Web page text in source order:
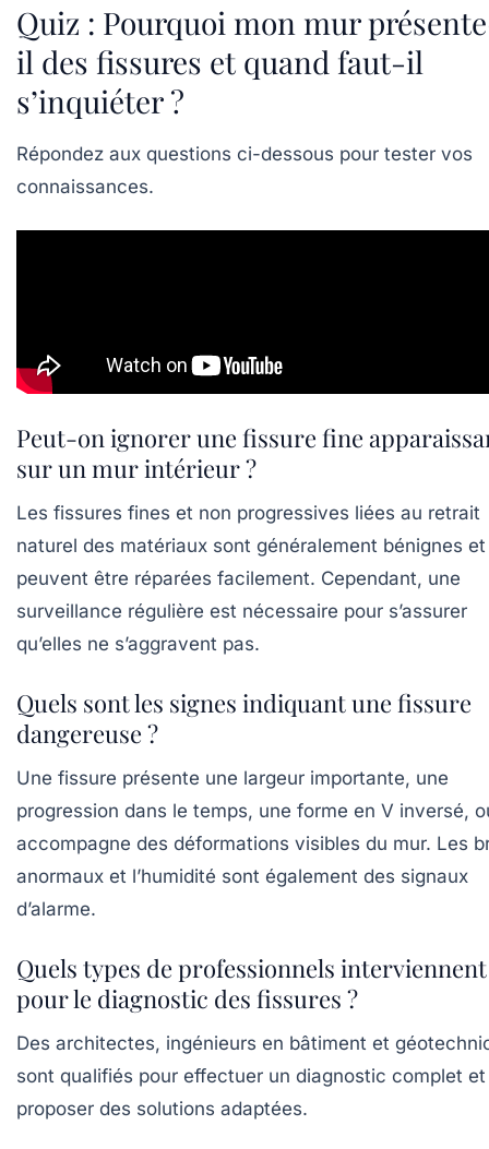
Quiz : Pourquoi mon mur
il des fissures et quand faut-il
s’inquiéter ?
Répondez aux questions ci-dessous pour tester vos
connaissances.
Peut-on ignorer une fissure fine
sur un mur intérieur ?
Les fissures fines et non progressives liées au retrait
naturel des matériaux sont généralement bénignes et
peuvent être réparées facilement. Cependant, une
surveillance régulière est nécessaire pour s’assurer
qu’elles ne s’aggravent pas.
Quels sont les signes indiquant une fissure
dangereuse ?
Une fissure présente une largeur importante, une
progression dans le temps, une forme en V inversé,
accompagne des déformations visibles du mur. Les
anormaux et l’humidité sont également des signaux
d’alarme.
Quels types de professionnels interviennent
pour le diagnostic des fissures ?
Des architectes, ingénieurs en bâtiment et
sont qualifiés pour effectuer un diagnostic complet et
proposer des solutions adaptées.